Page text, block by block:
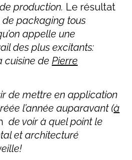
production. Le résultat
packaging tous
appelle une
des plus excitants:
cuisine de Pierre
de mettre en application
l’année auparavant (à
de voir à quel point le
et architecturé